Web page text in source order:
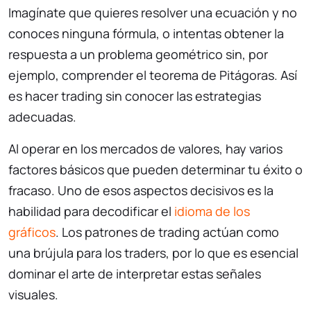
Imagínate que quieres resolver una ecuación y no
conoces ninguna fórmula, o intentas obtener la
respuesta a un problema geométrico sin, por
ejemplo, comprender el teorema de Pitágoras. Así
es hacer trading sin conocer las estrategias
adecuadas.
Al operar en los mercados de valores, hay varios
factores básicos que pueden determinar tu éxito o
fracaso. Uno de esos aspectos decisivos es la
habilidad para decodificar el idioma de los
gráficos. Los patrones de trading actúan como
una brújula para los traders, por lo que es esencial
dominar el arte de interpretar estas señales
visuales.